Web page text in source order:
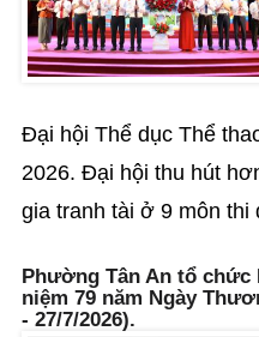
Đại hội Thể dục Thể
2026. Đại hội thu hút
gia tranh tài ở 9 môn thi
Phường Tân An tổ
niệm 79 năm Ngày
- 27/7/2026).